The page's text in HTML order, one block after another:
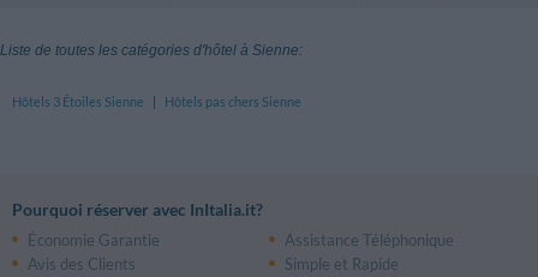
Liste de toutes les catégories d'hôtel à Sienne:
Hôtels 3 Étoiles Sienne | Hôtels pas chers Sienne
Pourquoi réserver avec InItalia.it?
Économie Garantie
Assistance Téléphonique
Avis des Clients
Simple et Rapide